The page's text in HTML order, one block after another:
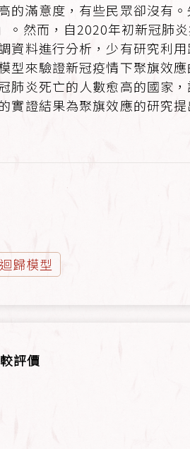
滿意度，有些民眾卻沒有
然而，自2020年初新冠肺
料進行分析，少有研究利
來驗證新冠疫情下聚旗效
肺炎死亡的人數愈高的國家
證結果為聚旗效應的研究
歸模型
評價